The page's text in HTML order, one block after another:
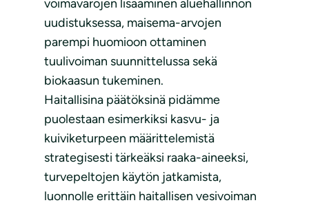
voimavarojen lisääminen aluehallinnon
uudistuksessa, maisema-arvojen
parempi huomioon ottaminen
tuulivoiman suunnittelussa sekä
biokaasun tukeminen.
Haitallisina päätöksinä pidämme
puolestaan esimerkiksi kasvu- ja
kuiviketurpeen määrittelemistä
strategisesti tärkeäksi raaka-aineeksi,
turvepeltojen käytön jatkamista,
luonnolle erittäin haitallisen vesivoiman